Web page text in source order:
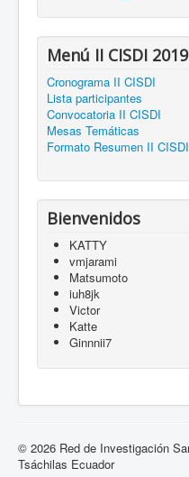
Menú II CISDI 2019
Cronograma II CISDI
Lista participantes
Convocatoria II CISDI
Mesas Temáticas
Formato Resumen II CISDI
Bienvenidos
KATTY
vmjarami
Matsumoto
iuh8jk
Victor
Katte
Ginnnii7
© 2026 Red de Investigación
Tsáchilas Ecuador